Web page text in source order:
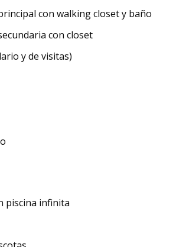
con walking closet y baño
con closet
y de visitas)
piscina infinita